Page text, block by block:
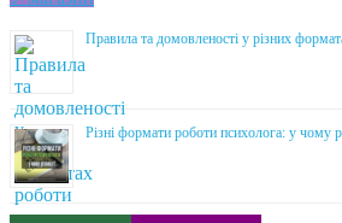
Правила та домовленості у різних
Різні формати роботи психолога: у чому